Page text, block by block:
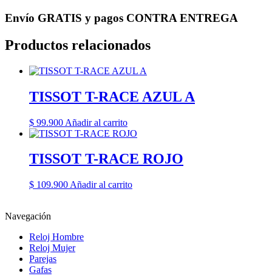
Envío GRATIS y pagos CONTRA ENTREGA
Productos relacionados
TISSOT T-RACE AZUL A
$ 99.900 Añadir al carrito
TISSOT T-RACE ROJO
$ 109.900 Añadir al carrito
Navegación
Reloj Hombre
Reloj Mujer
Parejas
Gafas